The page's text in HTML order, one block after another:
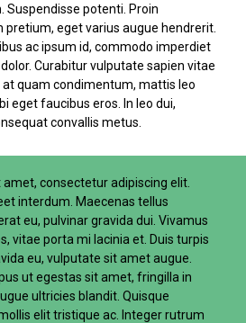
Suspendisse potenti. Proin
pretium, eget varius augue hendrerit.
ac ipsum id, commodo imperdiet
Curabitur vulputate sapien vitae
quam condimentum, mattis leo
eget faucibus eros. In leo dui,
convallis metus.
consectetur adipiscing elit.
interdum. Maecenas tellus
eu, pulvinar gravida dui. Vivamus
vitae porta mi lacinia et. Duis turpis
eu, vulputate sit amet augue.
ut egestas sit amet, fringilla in
ultricies blandit. Quisque
elit tristique ac. Integer rutrum